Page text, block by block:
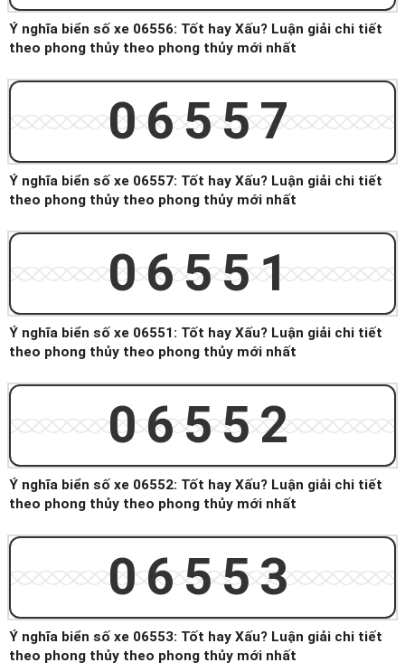
Ý nghĩa biển số xe 06556: Tốt hay Xấu? Luận giải chi tiết
theo phong thủy theo phong thủy mới nhất
06557
Ý nghĩa biển số xe 06557: Tốt hay Xấu? Luận giải chi tiết
theo phong thủy theo phong thủy mới nhất
06551
Ý nghĩa biển số xe 06551: Tốt hay Xấu? Luận giải chi tiết
theo phong thủy theo phong thủy mới nhất
06552
Ý nghĩa biển số xe 06552: Tốt hay Xấu? Luận giải chi tiết
theo phong thủy theo phong thủy mới nhất
06553
Ý nghĩa biển số xe 06553: Tốt hay Xấu? Luận giải chi tiết
theo phong thủy theo phong thủy mới nhất